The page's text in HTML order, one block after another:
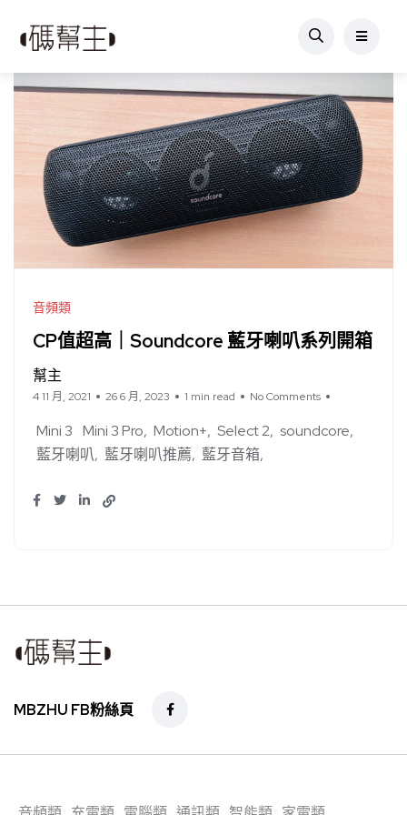
音頻類
CP值超高｜Soundcore 藍牙喇叭系列開箱
幫主
4 11 月, 2021 26 6 月, 2023 1 min read No Comments
Mini 3 Mini 3 Pro Motion+ Select 2 soundcore
藍牙喇叭
藍牙喇叭推薦 藍牙音箱
MBZHU FB粉絲頁